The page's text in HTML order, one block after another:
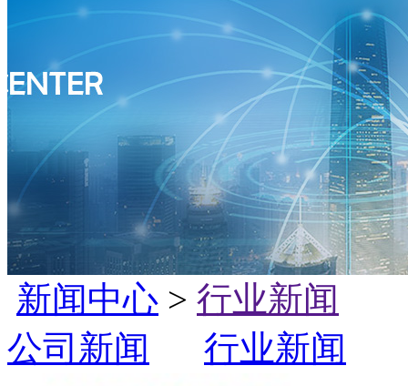
新闻中心 > 行业新闻
公司新闻
行业新闻